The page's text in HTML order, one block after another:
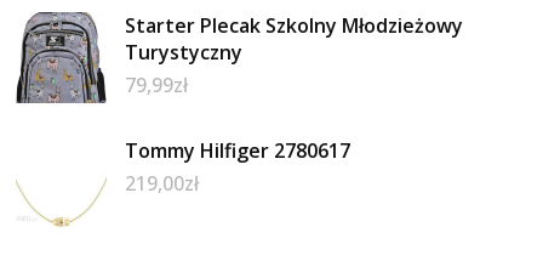
Starter Plecak Szkolny Młodzieżowy
Turystyczny
79,99zł
Tommy Hilfiger 2780617
219,00zł